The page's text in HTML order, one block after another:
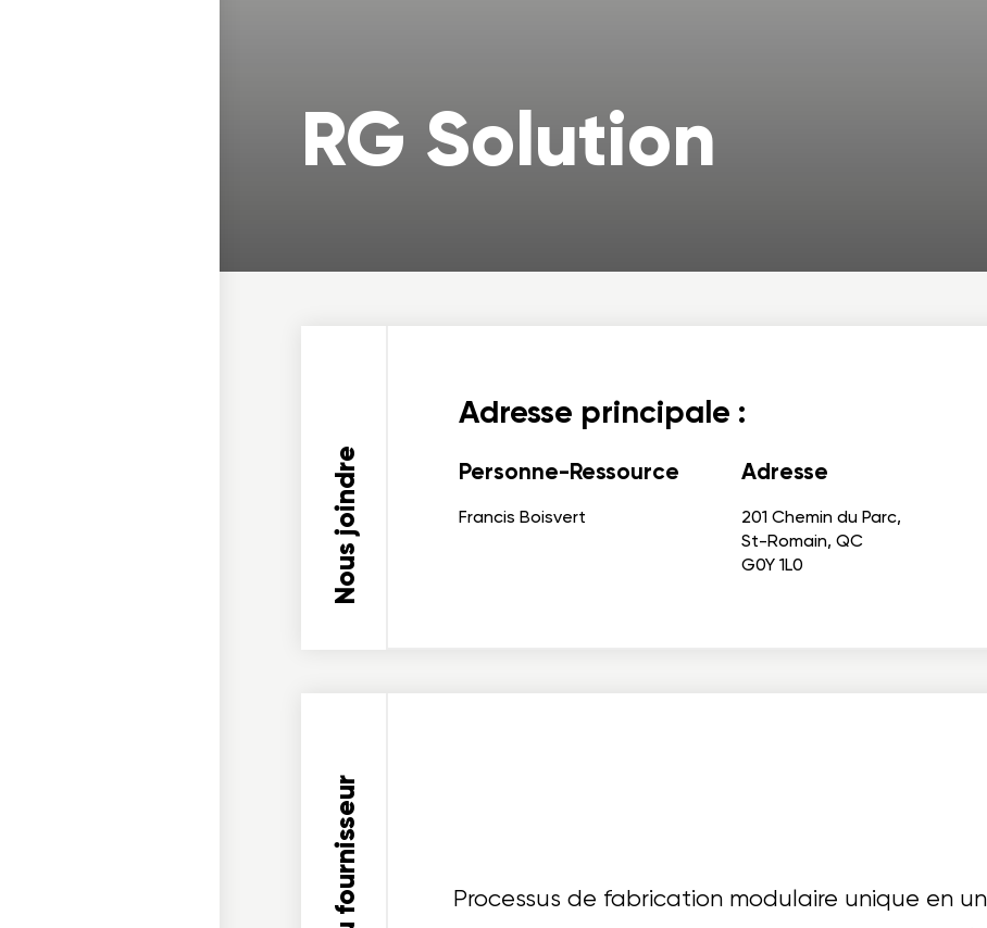
RG Solution
Nous joindre
Adresse principale :
Personne-Ressource
Francis Boisvert
Adresse
201 Chemin du Parc,
St-Romain, QC
G0Y 1L0
Processus de fabrication modulaire unique en